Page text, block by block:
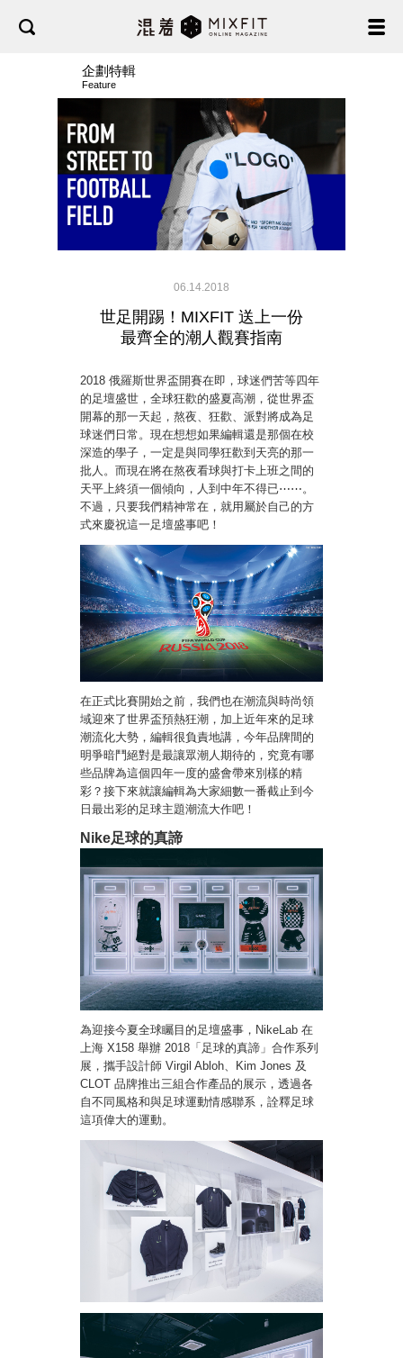
企劃特輯
Feature
06.14.2018
世足開踢！MIXFIT 送上一份
最齊全的潮人觀賽指南
2018 俄羅斯世界盃開賽在即，球迷們苦等四年
的足壇盛世，全球狂歡的盛夏高潮，從世界盃
開幕的那一天起，熬夜、狂歡、派對將成為足
球迷們日常。現在想想如果編輯還是那個在校
深造的學子，一定是與同學狂歡到天亮的那一
批人。而現在將在熬夜看球與打卡上班之間的
天平上終須一個傾向，人到中年不得已⋯⋯。
不過，只要我們精神常在，就用屬於自己的方
式來慶祝這一足壇盛事吧！
在正式比賽開始之前，我們也在潮流與時尚領
域迎來了世界盃預熱狂潮，加上近年來的足球
潮流化大勢，編輯很負責地講，今年品牌間的
明爭暗鬥絕對是最讓眾潮人期待的，究竟有哪
些品牌為這個四年一度的盛會帶來別樣的精
彩？接下來就讓編輯為大家細數一番截止到今
日最出彩的足球主題潮流大作吧！
Nike足球的真諦
為迎接今夏全球矚目的足壇盛事，NikeLab 在
上海 X158 舉辦 2018「足球的真諦」合作系列
展，攜手設計師 Virgil Abloh、Kim Jones 及
CLOT 品牌推出三組合作產品的展示，透過各
自不同風格和與足球運動情感聯系，詮釋足球
這項偉大的運動。